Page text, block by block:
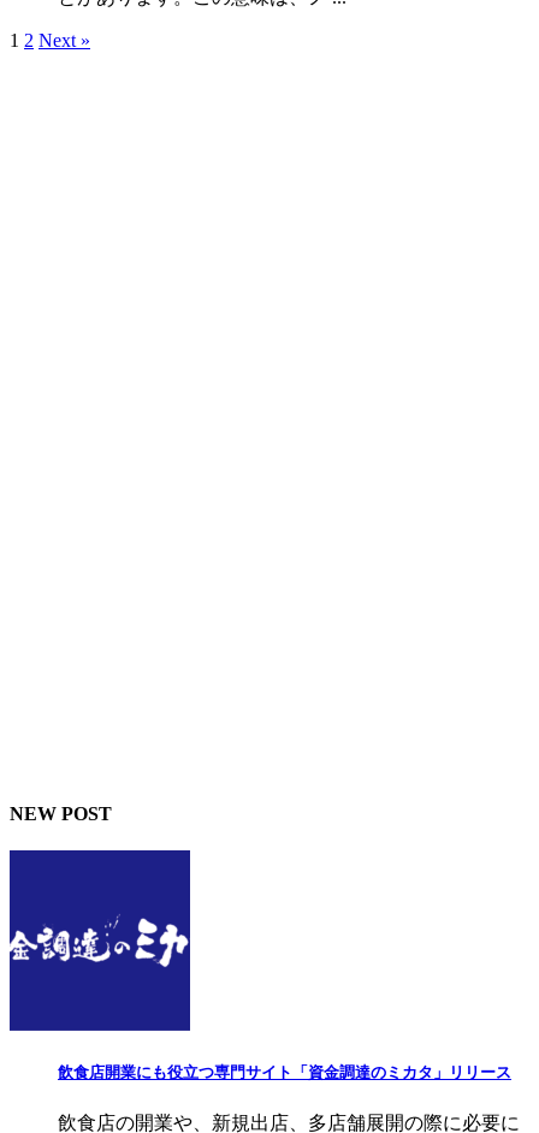
1 2 Next »
NEW POST
飲食店開業にも役立つ専門サイト「資金調達のミカタ」リリース
飲食店の開業や、新規出店、多店舗展開の際に必要に